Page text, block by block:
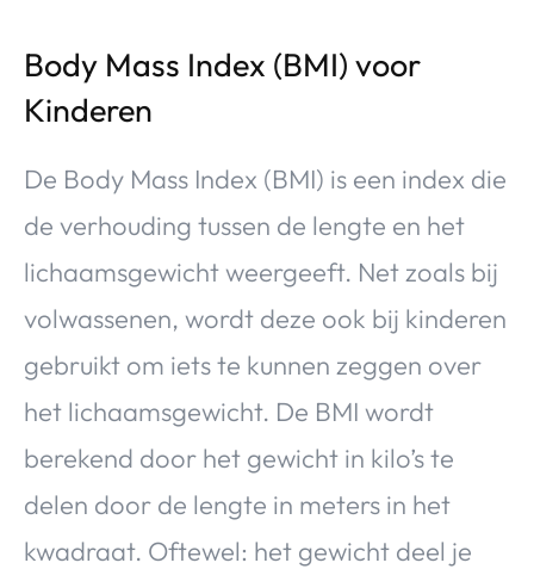
Body Mass Index (BMI) voor
Kinderen
De Body Mass Index (BMI) is een index die
de verhouding tussen de lengte en het
lichaamsgewicht weergeeft. Net zoals bij
volwassenen, wordt deze ook bij kinderen
gebruikt om iets te kunnen zeggen over
het lichaamsgewicht. De BMI wordt
berekend door het gewicht in kilo’s te
delen door de lengte in meters in het
kwadraat. Oftewel: het gewicht deel je